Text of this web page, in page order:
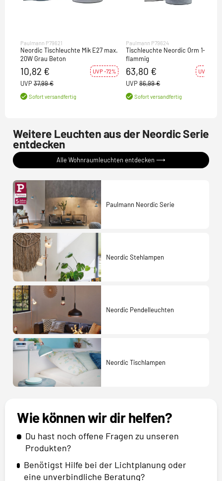
Paulmann P79621
Neordic Tischleuchte Mik E27 max.
20W Grau Beton
10,82 € UVP -72%
UVP 37,99 €
Sofort versandfertig
Paulmann P79624
Tischleuchte Neordic Orm 1-
flammig
63,80 € UVP -27%
UVP 86,99 €
Sofort versandfertig
Weitere Leuchten aus der Neordic Serie
entdecken
Alle Wohnraumleuchten entdecken ⟶
Paulmann Neordic Serie
Neordic Stehlampen
Neordic Pendelleuchten
Neordic Tischlampen
Wie können wir dir helfen?
Du hast noch offene Fragen zu unseren
Produkten?
Benötigst Hilfe bei der Lichtplanung oder
eine unverbindliche Beratung?